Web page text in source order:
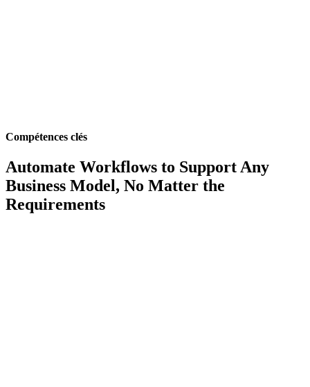
Compétences clés
Automate Workflows to Support Any
Business Model, No Matter the
Requirements